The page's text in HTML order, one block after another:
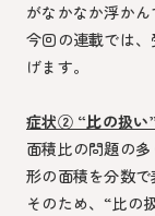
がなかなか浮かん
今回の連載では
げます。
症状② “比の扱い
面積比の問題の
形の面積を分数で
そのため、“比の